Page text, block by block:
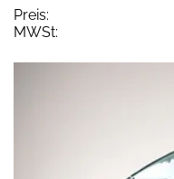
Preis:
MWSt: